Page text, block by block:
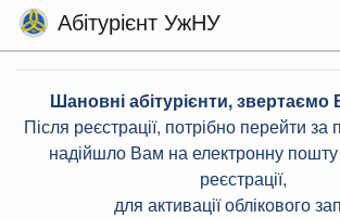
Абітурієнт УжНУ
Шановні абітурієнти, звертаємо
Після реєстрації, потрібно перейти
надійшло Вам на електронну
реєстрації,
для активації облікового